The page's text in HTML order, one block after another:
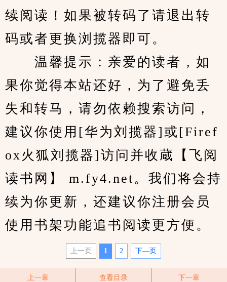
续阅读！如果被转码了请退出转
码或者更换浏揽器即可。
温馨提示：亲爱的读者，如
果你觉得本站还好，为了避免丢
失和转马，请勿依赖搜索访问，
建议你使用[华为刘揽器]或[Firef
ox火狐刘揽器]访问并收蔵【飞阅
读书网】 m.fy4.net。我们将会持
续为你更新，还建议你注册会员
使用书架功能追书阅读更方便。
上一页 1 2 下—页
上一章 查看目录 下一章